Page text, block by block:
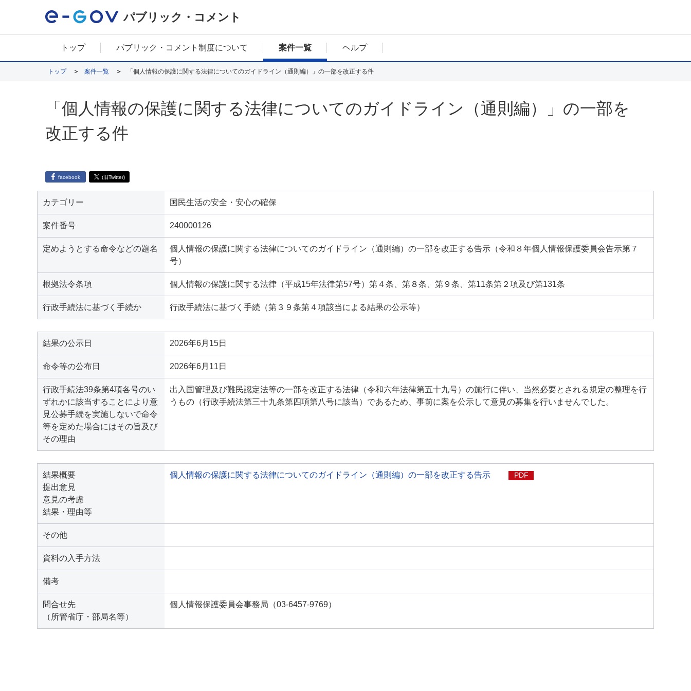
パブリック・コメント
トップ パブリック・コメント制度について 案件一覧 ヘルプ
トップ 案件一覧 「個人情報の保護に関する法律についてのガイドライン（通則編）」の一部を改正する件
「個人情報の保護に関する法律についてのガイドライン（通則編）」の一部を
改正する件
facebook (旧Twitter)
カテゴリー 国民生活の安全・安心の確保
案件番号 240000126
定めようとする命令などの題名
個人情報の保護に関する法律についてのガイドライン（通則編）の一部を改正する告示（令和８年個人情報保護委員会告示第７
号）
根拠法令条項 個人情報の保護に関する法律（平成15年法律第57号）第４条、第８条、第９条、第11条第２項及び第131条
行政手続法に基づく手続か 行政手続法に基づく手続（第３９条第４項該当による結果の公示等）
結果の公示日 2026年6月15日
命令等の公布日 2026年6月11日
行政手続法39条第4項各号のい
ずれかに該当することにより意
見公募手続を実施しないで命令
等を定めた場合にはその旨及び
その理由
出入国管理及び難民認定法等の一部を改正する法律（令和六年法律第五十九号）の施行に伴い、当然必要とされる規定の整理を行
うもの（行政手続法第三十九条第四項第八号に該当）であるため、事前に案を公示して意見の募集を行いませんでした。
結果概要
提出意見
意見の考慮
結果・理由等
個人情報の保護に関する法律についてのガイドライン（通則編）の一部を改正する告示 PDF
その他
資料の入手方法
備考
問合せ先
（所管省庁・部局名等）
個人情報保護委員会事務局（03-6457-9769）